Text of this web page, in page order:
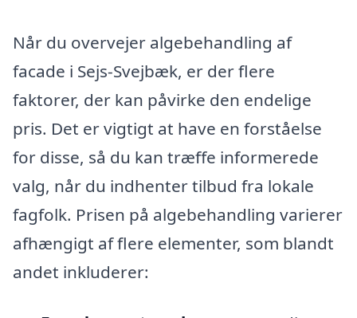
Når du overvejer algebehandling af
facade i Sejs-Svejbæk, er der flere
faktorer, der kan påvirke den endelige
pris. Det er vigtigt at have en forståelse
for disse, så du kan træffe informerede
valg, når du indhenter tilbud fra lokale
fagfolk. Prisen på algebehandling varierer
afhængigt af flere elementer, som blandt
andet inkluderer: